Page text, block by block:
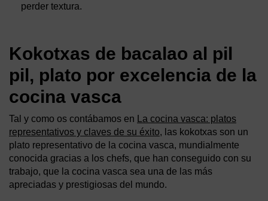
perder textura.
Kokotxas de bacalao al pil
pil, plato por excelencia de la
cocina vasca
Tal y como os contábamos en
La cocina vasca: platos
representativos y claves de su éxito, las kokotxas son un
plato representativo de la cocina vasca, mundialmente
conocida gracias a los chefs, que han conseguido con su
trabajo, que la cocina vasca sea una de las más
apreciadas y prestigiosas del mundo.